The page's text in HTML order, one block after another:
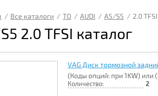
/ Все каталоги / ТО / AUDI / A5/S5 / 2.0 TFSI
2.0 TFSI каталог
VAG Диск тормозной
(Коды опций: при 1KW) или
Количество: 2